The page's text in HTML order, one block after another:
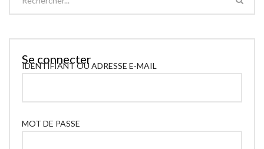
Se connecter
IDENTIFIANT OU ADRESSE E-MAIL
MOT DE PASSE